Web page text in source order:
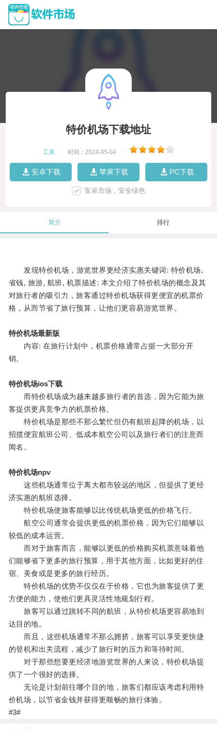
特价机场下载地址
工具 时间：2024-05-04
安卓下载 苹果下载 PC下载
安卓市场，安全绿色
简介 排行
发现特价机场，游览世界更经济实惠关键词: 特价机场,
省钱, 旅游, 航班, 机票描述: 本文介绍了特价机场的概念及其
对旅行者的吸引力，旅客通过特价机场获得更便宜的机票价
格，从而节省了旅行预算，让他们更容易游览世界。
特价机场最新版
内容: 在旅行计划中，机票价格通常占据一大部分开
销。
特价机场ios下载
而特价机场成为越来越多旅行者的首选，因为它能为旅
客提供更具竞争力的机票价格。
特价机场是那些不那么繁忙但仍有航班起降的机场，以
招揽便宜航班公司、低成本航空公司以及旅行者们的注意而
闻名。
特价机场npv
这些机场通常位于离大都市较远的地区，但提供了更经
济实惠的航班选择。
特价机场使旅客能够以比传统机场更低的价格飞行。
航空公司通常会提供更低的机票价格，因为它们能够以
较低的成本运营。
而对于旅客而言，能够以更低的价格购买机票意味着他
们能够省下更多的旅行预算，用于其他方面，比如更好的住
宿、美食或是更多的旅行经历。
特价机场的优势不仅仅在于价格，它也为旅客提供了更
方便的能力，使他们更具灵活性地规划行程。
旅客可以通过跳转不同的航班，从特价机场更容易地到
达目的地。
而且，这些机场通常不那么拥挤，旅客可以享受更快捷
的登机和出关流程，减少了旅行时的压力和等待时间。
对于那些想要更经济地游览世界的人来说，特价机场提
供了一个很好的选择。
无论是计划前往哪个目的地，旅客们都应该考虑利用特
价机场，以节省金钱并获得更顺畅的旅行体验。
#3#